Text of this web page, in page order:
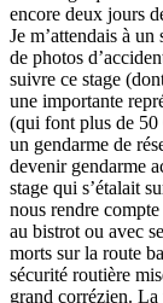
encore deux jours
Je m’attendais à
de photos
suivre ce stage
une importante
(qui font plus de 50
un gendarme de
devenir gendarme
stage qui s’étalait
nous rendre
au bistrot ou avec
morts sur la route
sécurité routière
grand corrézien. La